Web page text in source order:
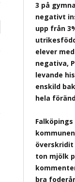
3 på
negativt
upp från
elever
negativa,
levande
enskild
hela
överskridit
ton mjölk
bra